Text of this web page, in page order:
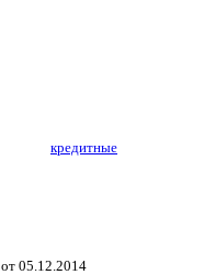
кредитные
05.12.2014